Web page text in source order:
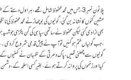
پلاٹون نمبر 3، جس میں محمد محفوظ شامل تھے ،ہراول
مشین گنوں کا نشانہ بن گئی،گولیوں کی بوچھاڑ نے محمد محفوظ کی
بھی اڑادی گئی لیکن محفوظ نے ساتھی سپاہی کی گن پکڑی جو شہید
،جب گولیاں ختم ہوگئیں تو آپ نے پیش قدمی شروع کردی۔
گولیوں سے چھلنی تھیں ،پاک دھرتی کے نگہبان نے کہنیوں
کیا اور زخموں کی پروا نہ کرتے ہوئے ،بغیر کسی اسلحہ کے